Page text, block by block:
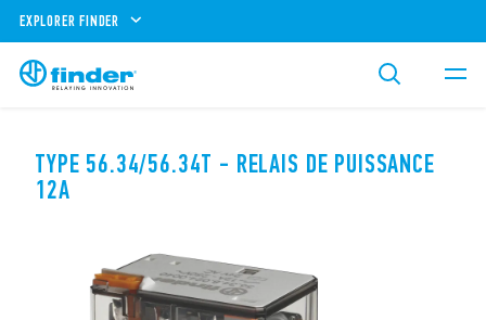
EXPLORER FINDER
TYPE 56.34/56.34T - RELAIS DE PUISSANCE
12A